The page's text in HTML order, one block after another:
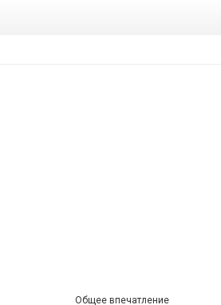
Общее впечатление